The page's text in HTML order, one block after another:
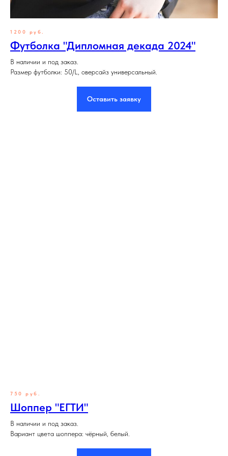
1200 руб.
Футболка "Дипломная декада 2024"
В наличии и под заказ.
Размер футболки: 50/L, оверсайз универсальный.
Оставить заявку
750 руб.
Шоппер "ЕГТИ"
В наличии и под заказ.
Вариант цвета шоппера: чёрный, белый.